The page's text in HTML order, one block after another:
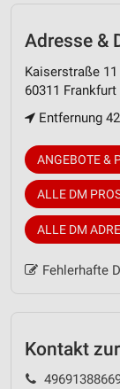
Adresse &
Kaiserstraße 11
60311
Entfernung
ANGEBOTE &
ALLE DM
ALLE DM
Fehlerhafte
Kontakt